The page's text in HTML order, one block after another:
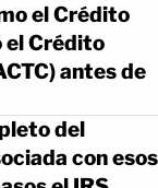
el Crédito
el Crédito
antes de
del
con esos